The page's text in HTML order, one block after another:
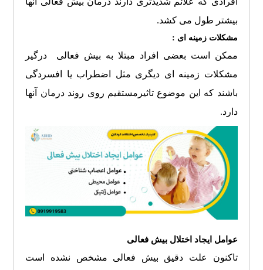
بیشتر طول می کشد.
مشکلات زمینه ای :
ممکن است بعضی افراد مبتلا به بیش فعالی درگیر
مشکلات زمینه ای دیگری مثل اضطراب یا افسردگی
باشند که این موضوع تاثیرمستقیم روی روند درمان آنها
دارد.
عوامل ایجاد اختلال بیش فعالی
تاکنون علت دقیق بیش فعالی مشخص نشده است